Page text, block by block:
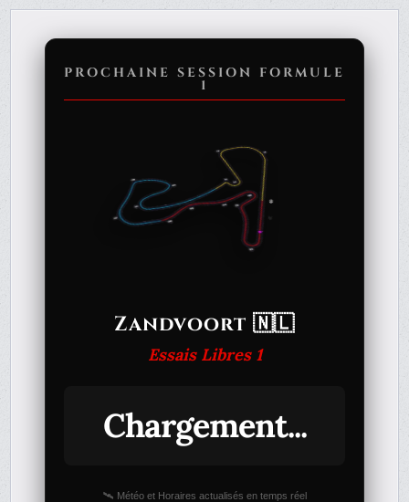
PROCHAINE SESSION FORMULE
1
Zandvoort 🇳🇱
Essais Libres 1
Chargement...
🛰️ Météo et Horaires actualisés en temps réel